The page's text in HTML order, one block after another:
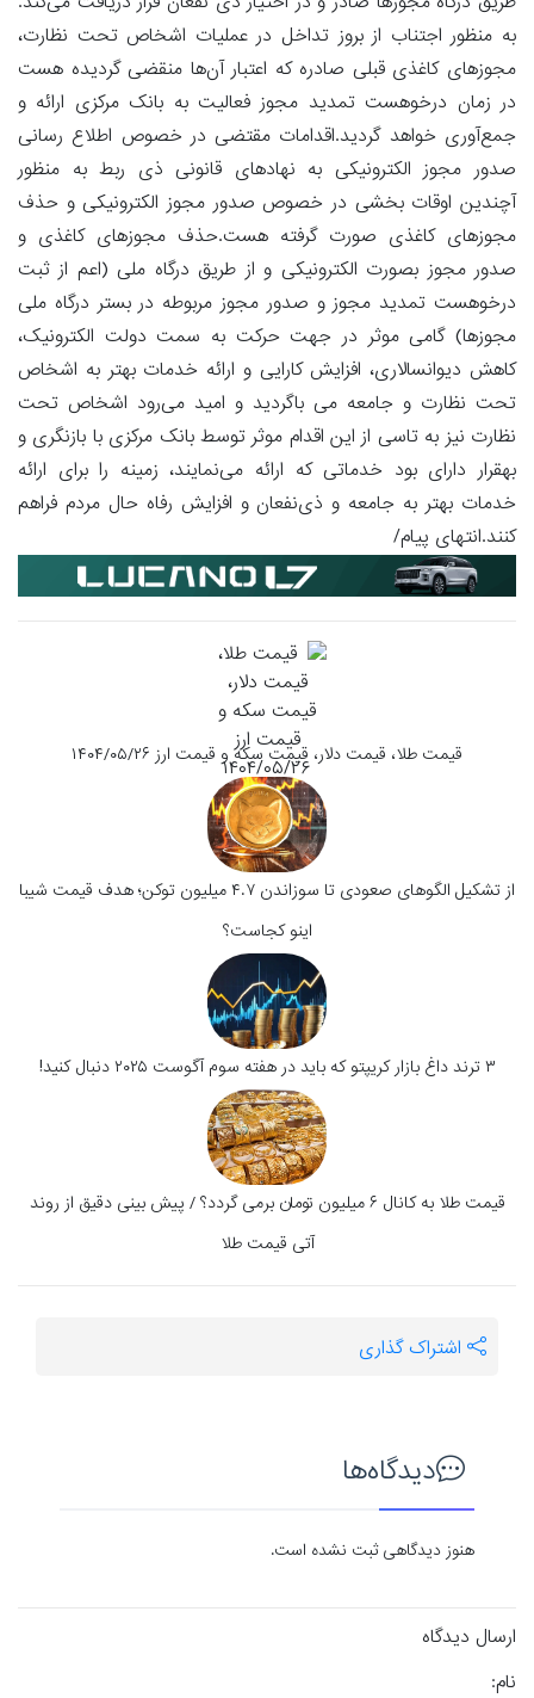
به منظور اجتناب از بروز تداخل در عملیات اشخاص تحت نظارت،
مجوزهای کاغذی قبلی صادره که اعتبار آن‌ها منقضی گردیده هست
در زمان درخوهست تمدید مجوز فعالیت به بانک مرکزی ارائه و
جمع‌آوری خواهد گردید.اقدامات مقتضی در خصوص اطلاع رسانی
صدور مجوز الکترونیکی به نهادهای قانونی ذی ربط به منظور
آچندین اوقات بخشی در خصوص صدور مجوز الکترونیکی و حذف
مجوزهای کاغذی صورت گرفته هست.حذف مجوزهای کاغذی و
صدور مجوز بصورت الکترونیکی و از طریق درگاه ملی (اعم از ثبت
درخوهست تمدید مجوز و صدور مجوز مربوطه در بستر درگاه ملی
مجوزها) گامی موثر در جهت حرکت به سمت دولت الکترونیک،
کاهش دیوانسالاری، افزایش کارایی و ارائه خدمات بهتر به اشخاص
تحت نظارت و جامعه می باگردید و امید می‌رود اشخاص تحت
نظارت نیز به تاسی از این اقدام موثر توسط بانک مرکزی با بازنگری و
بهقرار دارای بود خدماتی که ارائه می‌نمایند، زمینه را برای ارائه
خدمات بهتر به جامعه و ذی‌نفعان و افزایش رفاه حال مردم فراهم
کنند.انتهای پیام/
قیمت طلا، قیمت دلار، قیمت سکه و قیمت ارز ۱۴۰۴/۰۵/۲۶
از تشکیل الگوهای صعودی تا سوزاندن ۴.۷ میلیون توکن؛ هدف قیمت شیبا
اینو کجاست؟
۳ ترند داغ بازار کریپتو که باید در هفته سوم آگوست ۲۰۲۵ دنبال کنید!
قیمت طلا به کانال ۶ میلیون تومان برمی گردد؟ / پیش بینی دقیق از روند
آتی قیمت طلا
اشتراک گذاری
دیدگاه‌ها
هنوز دیدگاهی ثبت نشده است.
ارسال دیدگاه
نام: